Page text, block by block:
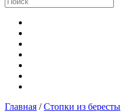
Главная /Стопки из бересты